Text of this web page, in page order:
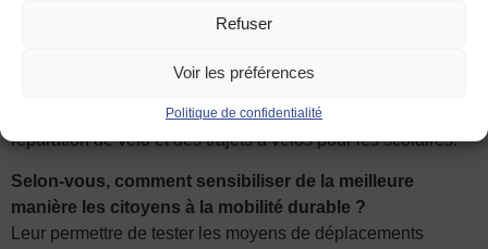
Refuser
Voir les préférences
Politique de confidentialité
son vélo ou de découvrir une application de randonnée.
relayées par l’agglomération, telles que des balades en vélo
pour l’inauguration de la voie piétons vélos, des ateliers de
réparation de vélo et des trajets à vélos pour les scolaires.
Selon-vous, comment sensibiliser de la meilleure
manière les citoyens à la mobilité durable ?
Leur permettre de tester les moyens de déplacements